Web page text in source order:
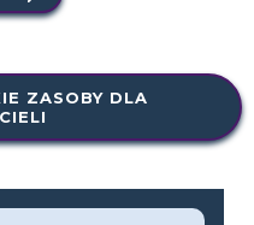
ZASOBY DLA